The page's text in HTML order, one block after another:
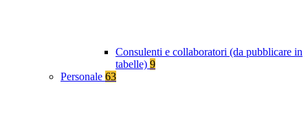
Consulenti e collaboratori (da pubblicare in
tabelle) 9
Personale 63